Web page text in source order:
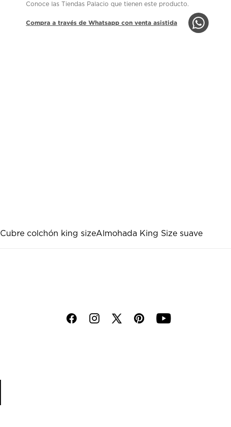
Conoce las Tiendas Palacio que tienen este producto.
Compra a través de Whatsapp con venta asistida
Cubre colchón king sizeAlmohada King Size suave
f i p y